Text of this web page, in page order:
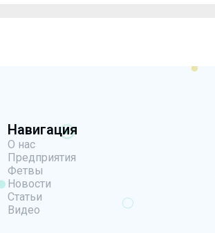
Навигация
О нас
Предприятия
Фетвы
Новости
Статьи
Видео